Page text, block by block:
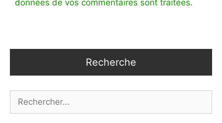
données de vos commentaires sont traitées.
Recherche